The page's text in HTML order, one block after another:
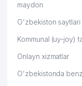
maydon
O'zbekiston saytlari
Kommunal (uy-joy)
Onlayn xizmatlar
O'zbekistonda